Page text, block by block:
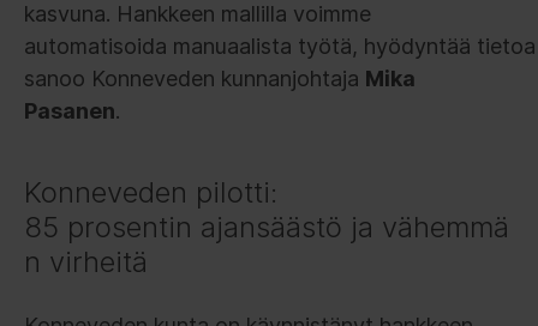
kasvuna. Hankkeen mallilla voimme
automatisoida manuaalista työtä, hyödyntää
sanoo Konneveden kunnanjohtaja Mika
Pasanen.
Konneveden pilotti:
85 prosentin ajansäästö ja vähemmä
n virheitä